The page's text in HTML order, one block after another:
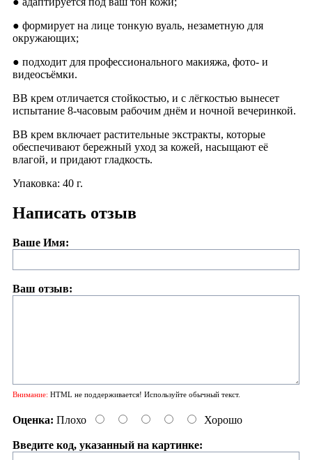
● формирует на лице тонкую вуаль, незаметную для
окружающих;
● подходит для профессионального макияжа, фото- и
видеосъёмки.
ВВ крем отличается стойкостью, и с лёгкостью вынесет
испытание 8-часовым рабочим днём и ночной вечеринкой.
ВВ крем включает растительные экстракты, которые
обеспечивают бережный уход за кожей, насыщают её
влагой, и придают гладкость.
Упаковка: 40 г.
Написать отзыв
Ваше Имя:
Ваш отзыв:
Внимание: HTML не поддерживается! Используйте обычный текст.
Оценка: Плохо Хорошо
Введите код, указанный на картинке: